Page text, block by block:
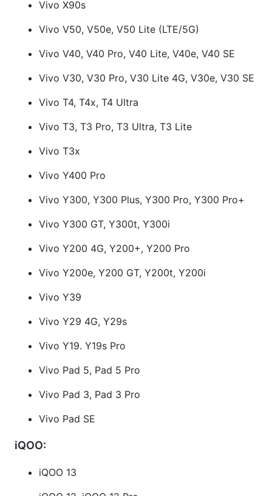
Vivo X90s
Vivo V50, V50e, V50 Lite (LTE/5G)
Vivo V40, V40 Pro, V40 Lite, V40e, V40 SE
Vivo V30, V30 Pro, V30 Lite 4G, V30e, V30 SE
Vivo T4, T4x, T4 Ultra
Vivo T3, T3 Pro, T3 Ultra, T3 Lite
Vivo T3x
Vivo Y400 Pro
Vivo Y300, Y300 Plus, Y300 Pro, Y300 Pro+
Vivo Y300 GT, Y300t, Y300i
Vivo Y200 4G, Y200+, Y200 Pro
Vivo Y200e, Y200 GT, Y200t, Y200i
Vivo Y39
Vivo Y29 4G, Y29s
Vivo Y19. Y19s Pro
Vivo Pad 5, Pad 5 Pro
Vivo Pad 3, Pad 3 Pro
Vivo Pad SE
iQOO:
iQOO 13